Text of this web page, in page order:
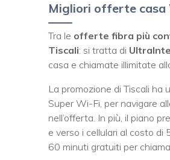
Migliori offerte casa
Tra le offerte fibra più
Tiscali: si tratta di
casa e chiamate illimitate
La promozione di Tiscali ha
Super Wi-Fi, per navigare
nell’offerta. In più, il piano
e verso i cellulari al costo
60 minuti gratuiti per